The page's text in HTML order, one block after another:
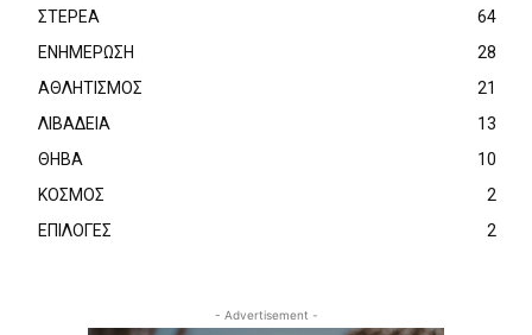
ΣΤΕΡΕΑ
64
ΕΝΗΜΕΡΩΣΗ
28
ΑΘΛΗΤΙΣΜΟΣ
21
ΛΙΒΑΔΕΙΑ
13
ΘΗΒΑ
10
ΚΟΣΜΟΣ
2
ΕΠΙΛΟΓΕΣ
2
- Advertisement -